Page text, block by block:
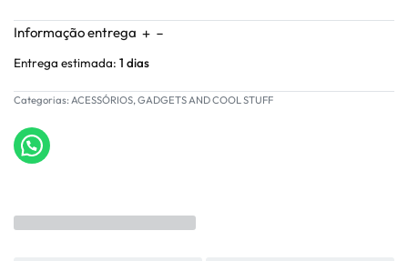
Informação entrega
Entrega estimada: 1 dias
Categorias: ACESSÓRIOS,GADGETS AND COOL STUFF